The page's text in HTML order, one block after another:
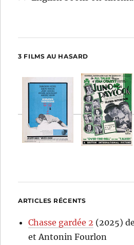
3 FILMS AU HASARD
ARTICLES RÉCENTS
Chasse gardée 2 (2025)
et Antonin Fourlon